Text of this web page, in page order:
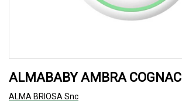
ALMABABY AMBRA COGNAC
ALMA BRIOSA Snc